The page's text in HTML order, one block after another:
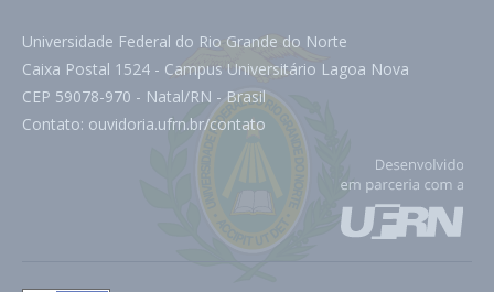
Universidade Federal do Rio Grande do Norte
Caixa Postal 1524 - Campus Universitário Lagoa Nova
CEP 59078-970 - Natal/RN - Brasil
Contato: ouvidoria.ufrn.br/contato